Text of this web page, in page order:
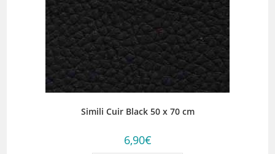
Simili Cuir Black 50 x 70 cm
6,90€